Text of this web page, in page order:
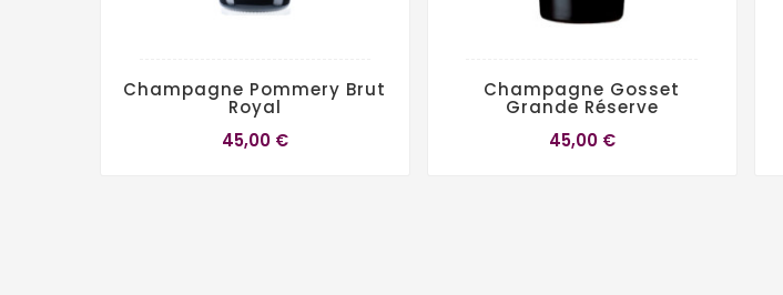
Champagne Pommery Brut
Royal
45,00 €
Champagne Gosset
Grande Réserve
45,00 €